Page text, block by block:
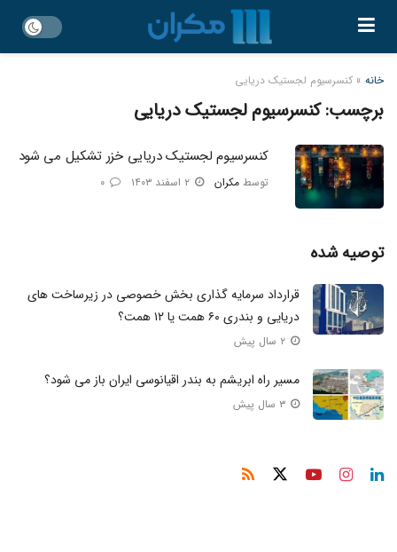
خانه » کنسرسیوم لجستیک دریایی
برچسب:کنسرسیوم لجستیک دریایی
کنسرسیوم لجستیک دریایی خزر تشکیل می شود
توسط مکران
توصیه شده
قرارداد سرمایه گذاری بخش خصوصی در زیرساخت های
دریایی و بندری ۶۰ همت یا ۱۲ همت؟
مسیر راه ابریشم به بندر اقیانوسی ایران باز می‌ شود؟